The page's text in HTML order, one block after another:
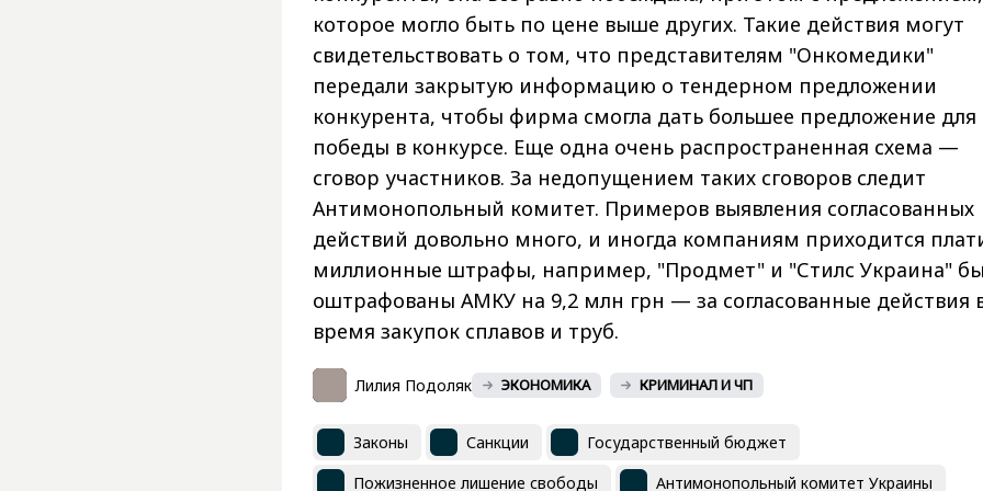
которое могло быть по цене выше других. Такие действия могут
свидетельствовать о том, что представителям "Онкомедики"
передали закрытую информацию о тендерном предложении
конкурента, чтобы фирма смогла дать большее предложение для
победы в конкурсе. Еще одна очень распространенная схема —
сговор участников. За недопущением таких сговоров следит
Антимонопольный комитет. Примеров выявления согласованных
действий довольно много, и иногда компаниям приходится
миллионные штрафы, например, "Продмет" и "Стилс Украина"
оштрафованы АМКУ на 9,2 млн грн — за согласованные действия
время закупок сплавов и труб.
Лилия Подоляк ЭКОНОМИКА КРИМИНАЛ И ЧП
Законы Санкции
Государственный бюджет
Пожизненное лишение свободы
Антимонопольный комитет Украины